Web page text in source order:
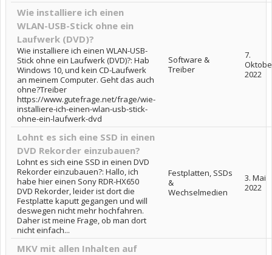
Wie installiere ich einen
WLAN-USB-Stick ohne ein
Laufwerk (DVD)?
Wie installiere ich einen WLAN-USB-
Stick ohne ein Laufwerk (DVD)?: Hab
Windows 10, und kein CD-Laufwerk
an meinem Computer. Geht das auch
ohne?Treiber
https://www.gutefrage.net/frage/wie-
installiere-ich-einen-wlan-usb-stick-
ohne-ein-laufwerk-dvd
Software &
Treiber
7.
2022
Lohnt es sich eine SSD in einen
DVD Rekorder einzubauen?
Lohnt es sich eine SSD in einen DVD
Rekorder einzubauen?: Hallo, ich
habe hier einen Sony RDR-HX650
DVD Rekorder, leider ist dort die
Festplatte kaputt gegangen und will
deswegen nicht mehr hochfahren.
Daher ist meine Frage, ob man dort
nicht einfach...
Festplatten, SSDs
&
Wechselmedien
3. Mai
2022
MKV mit allen Inhalten auf